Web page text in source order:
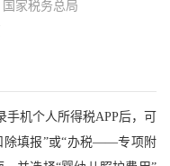
国家税务总局
手机个人所得税APP后，可
填报”或“办税——专项附